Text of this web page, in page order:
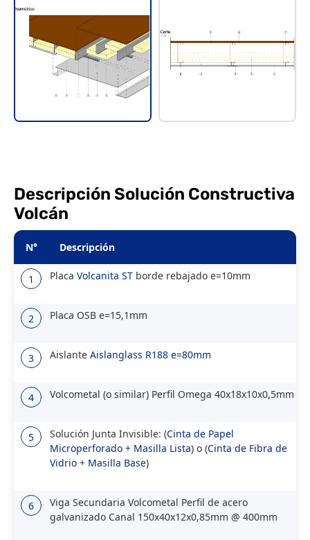
Descripción Solución Constructiva
Volcán
N° Descripción
1 Placa Volcanita ST borde rebajado e=10mm
2 Placa OSB e=15,1mm
3 Aislante Aislanglass R188 e=80mm
4 Volcometal (o similar) Perfil Omega 40x18x10x0,5mm
5 Solución Junta Invisible: (Cinta de Papel
Microperforado + Masilla Lista) o (Cinta de Fibra de
Vidrio + Masilla Base)
6
Viga Secundaria Volcometal Perfil de acero
galvanizado Canal 150x40x12x0,85mm @ 400mm